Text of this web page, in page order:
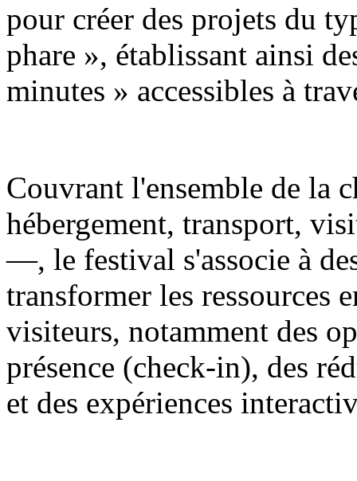
pour créer des projets du
phare », établissant ainsi
minutes » accessibles à
Couvrant l'ensemble de la
hébergement, transport,
—, le festival s'associe à
transformer les ressources
visiteurs, notamment des
présence (check-in), des
et des expériences